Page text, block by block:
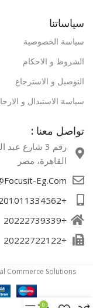
سياساتنا
سياسة الخصوصية
الشروط و الاحكام
التوصيل و الاسترجاع
سياسة الاستبدال و
تواصل معنا :
رقم 3 شارع
القاهرة، مصر​
Eg.Com
+201011334562
+20222739339
+20222722122
Commerce Solutions.
0